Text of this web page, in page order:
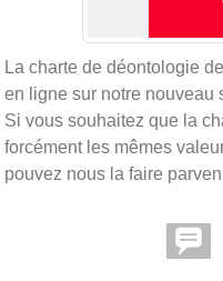
La charte de déontologie
en ligne sur notre nouveau
Si vous souhaitez que la
forcément les mêmes
pouvez nous la faire